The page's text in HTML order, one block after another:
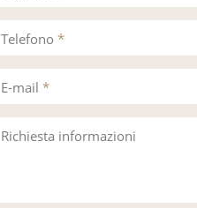
Telefono*
Richiesta informazioni
E-mail*